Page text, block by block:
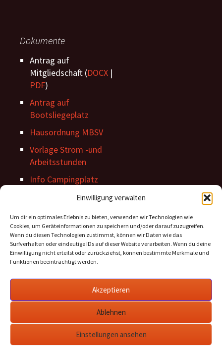
Einwilligung verwalten
Um dir ein optimales Erlebnis zu bieten, verwenden wir Technologien wie
Cookies, um Geräteinformationen zu speichern und/oder darauf zuzugreifen.
Wenn du diesen Technologien zustimmst, können wir Daten wie das
Surfverhalten oder eindeutige IDs auf dieser Website verarbeiten. Wenn du deine
Einwilligung nicht erteilst oder zurückziehst, können bestimmte Merkmale und
Funktionen beeinträchtigt werden.
Akzeptieren
Ablehnen
Einstellungen ansehen
Dokumente
Antrag auf
Mitgliedschaft (DOCX |
PDF)
Antrag auf
Bootsliegeplatz
Hausordnung MBSV
Vorlage Strom -und
Arbeitsstunden
Info Campingplatz
Stegordnung
Archiv Beiträge
Beiträge